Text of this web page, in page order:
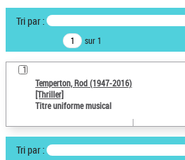
Tri par :
sur 1
1
Temperton, Rod (1947-2016)
[Thriller]
Titre uniforme musical
Tri par :